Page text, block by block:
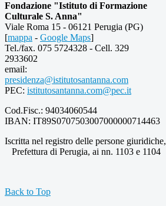
Fondazione "Istituto di Formazione
Culturale S. Anna"
Viale Roma 15 - 06121 Perugia (PG)
[mappa - Google Maps]
Tel./fax. 075 5724328 - Cell. 329
2933602
email:
presidenza@istitutosantanna.com
PEC: istitutosantanna.com@pec.it
Cod.Fisc.: 94034060544
IBAN: IT89S0707503007000000714463
Iscritta nel registro delle persone giuridiche,
Prefettura di Perugia, ai nn. 1103 e 1104
Back to Top